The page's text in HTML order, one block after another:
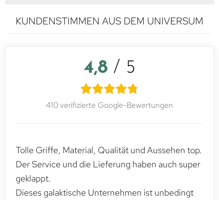
KUNDENSTIMMEN AUS DEM UNIVERSUM
4,8 / 5
410 verifizierte Google-Bewertungen
Tolle Griffe, Material, Qualität und Aussehen top.
Der Service und die Lieferung haben auch super
geklappt.
Dieses galaktische Unternehmen ist unbedingt